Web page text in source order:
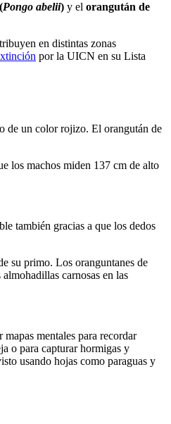
Pongo abelii) y el orangután de
en distintas zonas
por la UICN en su Lista
de un color rojizo. El orangután de
los machos miden 137 cm de alto
también gracias a que los dedos
su primo. Los oranguntanes de
carnosas en las
mentales para recordar
o para capturar hormigas y
usando hojas como paraguas y